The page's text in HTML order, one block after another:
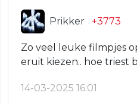
Prikker +3773
Zo veel leuke filmpjes
eruit kiezen.. hoe triest
14-03-2025 16:01